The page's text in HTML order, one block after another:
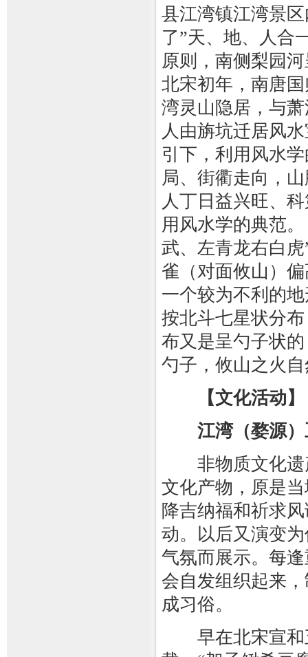
县江湾镇江湾景
了”天、地、人合
原则，南侧梨园
北宋初年，南唐
湾灵山隐居，与
人由旃坑迁居风
引下，利用风水
局、街衢走向，
人丁日益兴旺、
用风水学的典范
武、左青龙右白
雀（对面攸山）
一个较为不利的
按北斗七星状分
布又是呈勺子状
勺子，攸山之火
【文化活动】
江湾（婺源
非物质文化遗
文化产物，原是
降吉纳福和祈求
动。以后又演变
气氛而展示。每
会自发组织起来
成习俗。
早在北宋宣和